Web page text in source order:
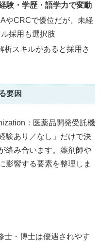
験・学歴・語学力で変動
やCRCで優位だが、未経
採用も選択肢
析スキルがあると採用さ
要因
：医薬品開発受託機
験あり／なし」だけで決
絡み合います。薬剤師や
影響する要素を整理しま
士・博士は優遇されやす